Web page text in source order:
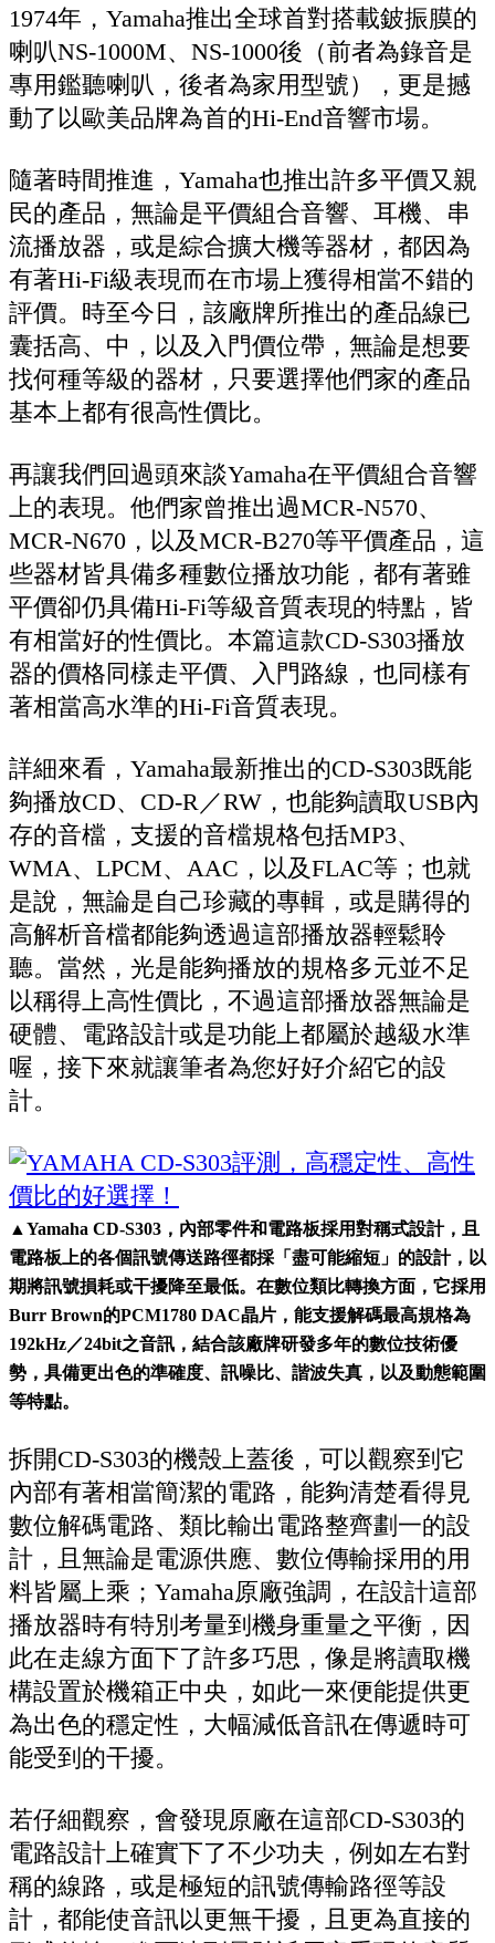
1974年，Yamaha推出全球首對搭載鈹振膜的
喇叭NS-1000M、NS-1000後（前者為錄音是
專用鑑聽喇叭，後者為家用型號），更是撼
動了以歐美品牌為首的Hi-End音響市場。
隨著時間推進，Yamaha也推出許多平價又親
民的產品，無論是平價組合音響、耳機、串
流播放器，或是綜合擴大機等器材，都因為
有著Hi-Fi級表現而在市場上獲得相當不錯的
評價。時至今日，該廠牌所推出的產品線已
囊括高、中，以及入門價位帶，無論是想要
找何種等級的器材，只要選擇他們家的產品
基本上都有很高性價比。
再讓我們回過頭來談Yamaha在平價組合音響
上的表現。他們家曾推出過MCR-N570、
MCR-N670，以及MCR-B270等平價產品，這
些器材皆具備多種數位播放功能，都有著雖
平價卻仍具備Hi-Fi等級音質表現的特點，皆
有相當好的性價比。本篇這款CD-S303播放
器的價格同樣走平價、入門路線，也同樣有
著相當高水準的Hi-Fi音質表現。
詳細來看，Yamaha最新推出的CD-S303既能
夠播放CD、CD-R／RW，也能夠讀取USB內
存的音檔，支援的音檔規格包括MP3、
WMA、LPCM、AAC，以及FLAC等；也就
是說，無論是自己珍藏的專輯，或是購得的
高解析音檔都能夠透過這部播放器輕鬆聆
聽。當然，光是能夠播放的規格多元並不足
以稱得上高性價比，不過這部播放器無論是
硬體、電路設計或是功能上都屬於越級水準
喔，接下來就讓筆者為您好好介紹它的設
計。
▲ Yamaha CD-S303，內部零件和電路板採用對稱式設計，且
電路板上的各個訊號傳送路徑都採「盡可能縮短」的設計，以
期將訊號損耗或干擾降至最低。在數位類比轉換方面，它採用
Burr Brown的PCM1780 DAC晶片，能支援解碼最高規格為
192kHz／24bit之音訊，結合該廠牌研發多年的數位技術優
勢，具備更出色的準確度、訊噪比、諧波失真，以及動態範圍
等特點。
拆開CD-S303的機殼上蓋後，可以觀察到它
內部有著相當簡潔的電路，能夠清楚看得見
數位解碼電路、類比輸出電路整齊劃一的設
計，且無論是電源供應、數位傳輸採用的用
料皆屬上乘；Yamaha原廠強調，在設計這部
播放器時有特別考量到機身重量之平衡，因
此在走線方面下了許多巧思，像是將讀取機
構設置於機箱正中央，如此一來便能提供更
為出色的穩定性，大幅減低音訊在傳遞時可
能受到的干擾。
若仔細觀察，會發現原廠在這部CD-S303的
電路設計上確實下了不少功夫，例如左右對
稱的線路，或是極短的訊號傳輸路徑等設
計，都能使音訊以更無干擾，且更為直接的